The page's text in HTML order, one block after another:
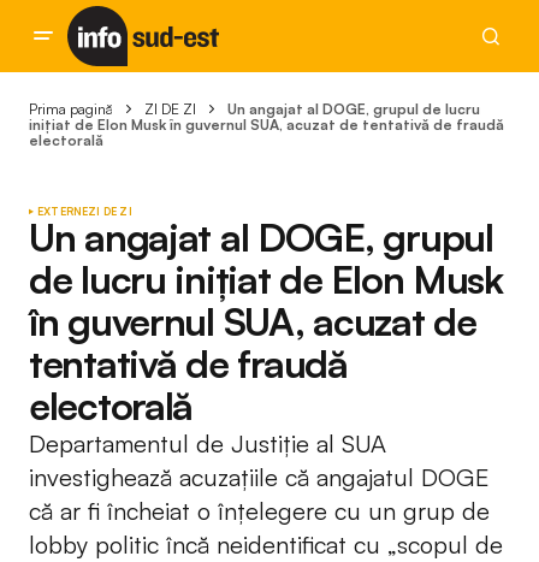
Prima pagină ZI DE ZI
Un angajat al DOGE, grupul de lucru
inițiat de Elon Musk în guvernul SUA, acuzat de tentativă de fraudă
electorală
EXTERNEZI DE ZI
Un angajat al DOGE, grupul
de lucru inițiat de Elon Musk
în guvernul SUA, acuzat de
tentativă de fraudă
electorală
Departamentul de Justiție al SUA
investighează acuzațiile că angajatul DOGE
că ar fi încheiat o înțelegere cu un grup de
lobby politic încă neidentificat cu „scopul de